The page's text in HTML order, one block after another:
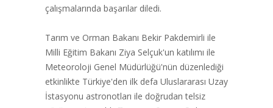
çalışmalarında başarılar diledi.
Tarım ve Orman Bakanı Bekir Pakdemirli ile
Milli Eğitim Bakanı Ziya Selçuk'un katılımı ile
Meteoroloji Genel Müdürlüğü'nün düzenlediği
etkinlikte Türkiye'den ilk defa Uluslararası Uzay
İstasyonu astronotları ile doğrudan telsiz